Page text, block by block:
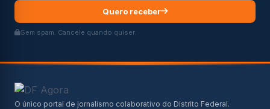
Quero receber
Sem spam. Cancele quando quiser.
O único portal de jornalismo colaborativo do Distrito Federal.